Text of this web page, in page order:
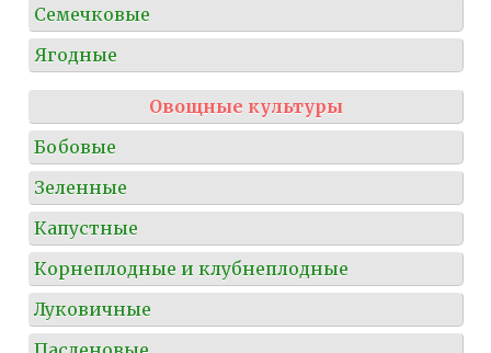
Семечковые
Ягодные
Овощные культуры
Бобовые
Зеленные
Капустные
Корнеплодные и клубнеплодные
Луковичные